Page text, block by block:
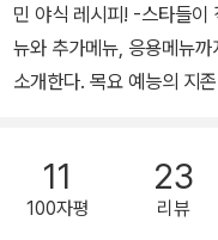
이 된 G4를 중심으로 수많
에는 다소 소박하였으나,
한층 치열해졌다. 이제는
사이트의 검색어 순위에
가끔씩은 편의점에 해당
고픈 밤, 냉장고를 열어 간
민 야식 레시피! -스타들이 직
뉴와 추가메뉴, 응용메뉴
소개한다. 목요 예능의 지존 KBS <해피투게더>가 지난 2012년 여
고 있다. 추억이 담겨 있고
대 조건에 부합하는 야식
호응을 얻고 있는 것. 초반
11
100자평
23
리뷰